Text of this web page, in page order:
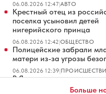
06.08.2026 12:47|АВТО
Крестный отец из
поселка усыновил детей
нигерийского принца
06.08.2026 12:42|ОБЩЕСТВО
Полицейские забрали
матери из-за угрозы
06.08.2026 12:39|
В Ярославле построят
в парке «Новоселки»
Больше